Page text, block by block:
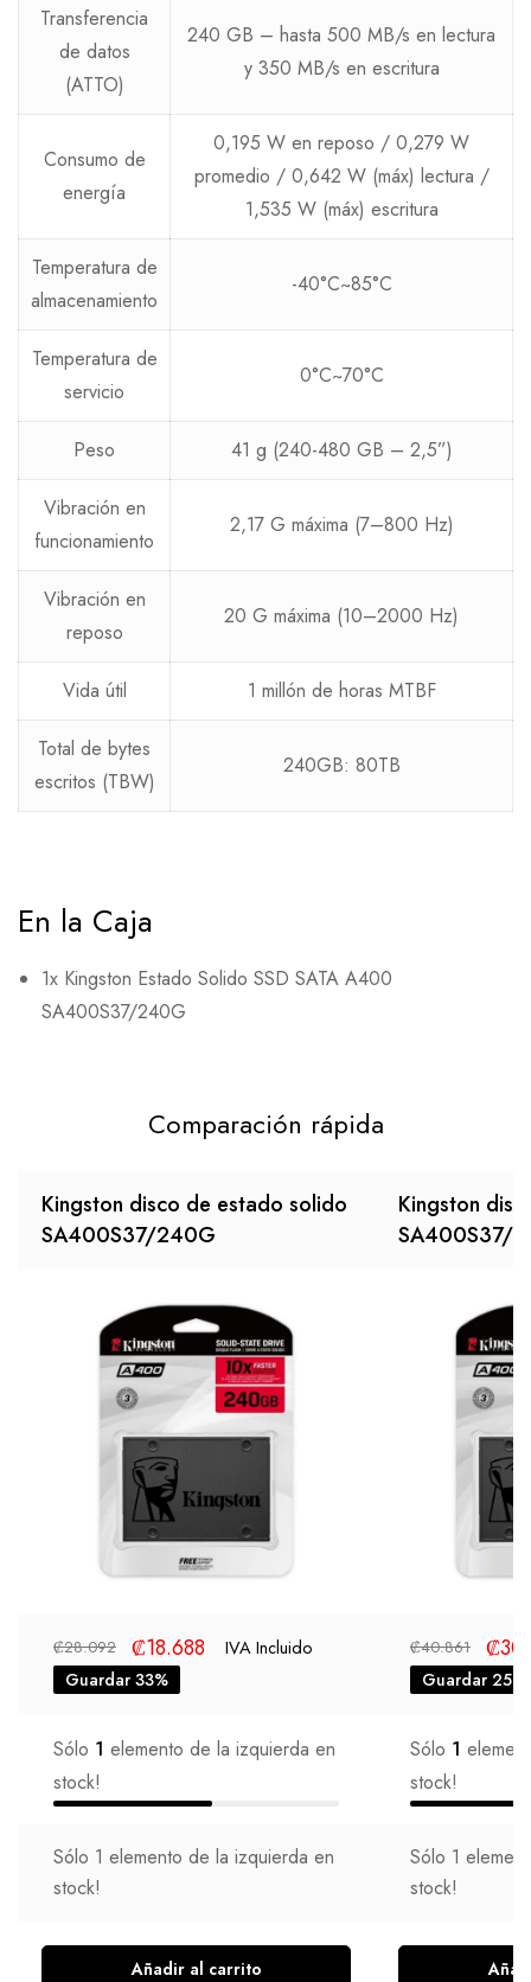
Transferencia
de datos
(ATTO)
240 GB – hasta 500 MB/s en lectura
y 350 MB/s en escritura
Consumo de
energía
0,195 W en reposo / 0,279 W
promedio / 0,642 W (máx) lectura /
1,535 W (máx) escritura
Temperatura de
almacenamiento
-40°C~85°C
Temperatura de
servicio
0°C~70°C
Peso 41 g (240-480 GB – 2,5”)
Vibración en
funcionamiento
2,17 G máxima (7–800 Hz)
Vibración en
reposo
20 G máxima (10–2000 Hz)
Vida útil 1 millón de horas MTBF
Total de bytes
escritos (TBW)
240GB: 80TB
En la Caja
1x Kingston Estado Solido SSD SATA A400
SA400S37/240G
Comparación rápida
Kingston disco de estado solido
SA400S37/240G
Kingston
SA400S37/
₡28.092 ₡18.688
IVA Incluido
Guardar 33%
₡40.861 ₡
Guardar 25%
Sólo 1 elemento de la izquierda en
stock!
Sólo 1
stock!
Sólo 1 elemento de la izquierda en
stock!
Sólo 1
stock!
Añadir al carrito